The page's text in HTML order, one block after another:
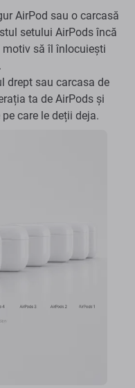
AirPod sau o carcasă
setului AirPods încă
să îl înlocuiești
drept sau carcasa de
ta de AirPods și
care le deții deja.